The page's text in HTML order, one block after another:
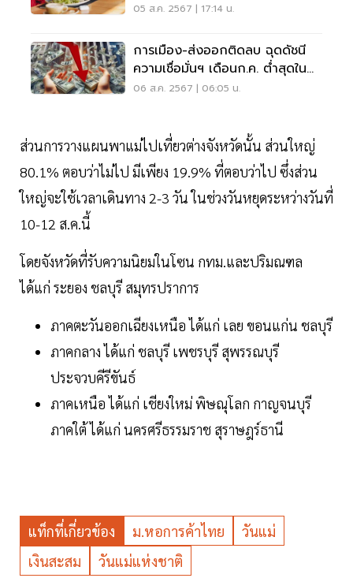
05 ส.ค. 2567 | 17:14 น.
การเมือง-ส่งออกติดลบ ฉุดดัชนี
ความเชื่อมั่นฯ เดือนก.ค. ต่ำสุดใน
รอบ 11 เดือน
06 ส.ค. 2567 | 06:05 น.
ส่วนการวางแผนพาแม่ไปเที่ยวต่างจังหวัดนั้น ส่วนใหญ่
80.1% ตอบว่าไม่ไป มีเพียง 19.9% ที่ตอบว่าไป ซึ่งส่วน
ใหญ่จะใช้เวลาเดินทาง 2-3 วัน ในช่วงวันหยุดระหว่างวันที่
10-12 ส.ค.นี้
โดยจังหวัดที่รับความนิยมในโซน กทม.และปริมณฑล
ได้แก่ ระยอง ชลบุรี สมุทรปราการ
ภาคตะวันออกเฉียงเหนือ ได้แก่ เลย ขอนแก่น ชลบุรี
ภาคกลาง ได้แก่ ชลบุรี เพชรบุรี สุพรรณบุรี
ประจวบคีรีขันธ์
ภาคเหนือ ได้แก่ เชียงใหม่ พิษณุโลก กาญจนบุรี
ภาคใต้ ได้แก่ นครศรีธรรมราช สุราษฎร์ธานี
แท็กที่เกี่ยวข้อง ม.หอการค้าไทย
วันแม่
เงินสะสม
วันแม่แห่งชาติ